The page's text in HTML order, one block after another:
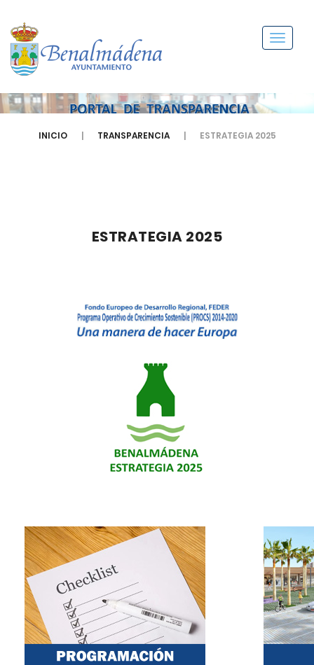
Menú
INICIO TRANSPARENCIA ESTRATEGIA 2025
ESTRATEGIA 2025